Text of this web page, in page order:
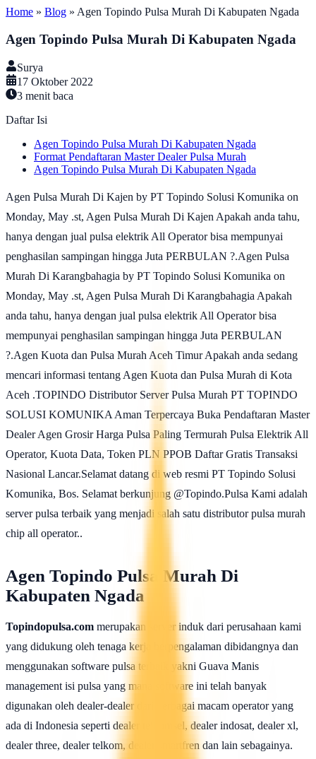
Home » Blog » Agen Topindo Pulsa Murah Di Kabupaten Ngada
Agen Topindo Pulsa Murah Di Kabupaten Ngada
Surya
17 Oktober 2022
3 menit baca
Daftar Isi
Agen Topindo Pulsa Murah Di Kabupaten Ngada
Format Pendaftaran Master Dealer Pulsa Murah
Agen Topindo Pulsa Murah Di Kabupaten Ngada
Agen Pulsa Murah Di Kajen by PT Topindo Solusi Komunika on
Monday, May .st, Agen Pulsa Murah Di Kajen Apakah anda tahu,
hanya dengan jual pulsa elektrik All Operator bisa mempunyai
penghasilan sampingan hingga Juta PERBULAN ?.Agen Pulsa
Murah Di Karangbahagia by PT Topindo Solusi Komunika on
Monday, May .st, Agen Pulsa Murah Di Karangbahagia Apakah
anda tahu, hanya dengan jual pulsa elektrik All Operator bisa
mempunyai penghasilan sampingan hingga Juta PERBULAN
?.Agen Kuota dan Pulsa Murah Aceh Timur Apakah anda sedang
mencari informasi tentang Agen Kuota dan Pulsa Murah di Kota
Aceh .TOPINDO Distributor Server Pulsa Murah PT TOPINDO
SOLUSI KOMUNIKA Aman Terpercaya Buka Pendaftaran Master
Dealer Agen Grosir Harga Pulsa Paling Termurah Pulsa Elektrik All
Operator, Kuota Data, Token PLN PPOB Daftar Gratis Transaksi
Nasional Lancar.Selamat datang di web resmi PT Topindo Solusi
Komunika, Bos. Selamat berkunjung @Topindo.Pulsa Kami adalah
server pulsa terbaik yang menjadi salah satu distributor pulsa murah
chip all operator..
Agen Topindo Pulsa Murah Di
Kabupaten Ngada
Topindopulsa.com merupakan server induk dari perusahaan kami
yang didukung oleh tenaga kerja berpengalaman dibidangnya dan
menggunakan software pulsa terbaik yakni Guava Manis
management isi pulsa yang mana software ini telah banyak
digunakan oleh dealer-dealer dari berbagai macam operator yang
ada di Indonesia seperti dealer telkomsel, dealer indosat, dealer xl,
dealer three, dealer telkom, dealer smartfren dan lain sebagainya.